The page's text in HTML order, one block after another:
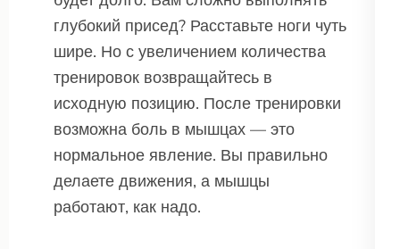
глубокий присед? Расставьте ноги чуть
шире. Но с увеличением количества
тренировок возвращайтесь в
исходную позицию. После тренировки
возможна боль в мышцах — это
нормальное явление. Вы правильно
делаете движения, а мышцы
работают, как надо.